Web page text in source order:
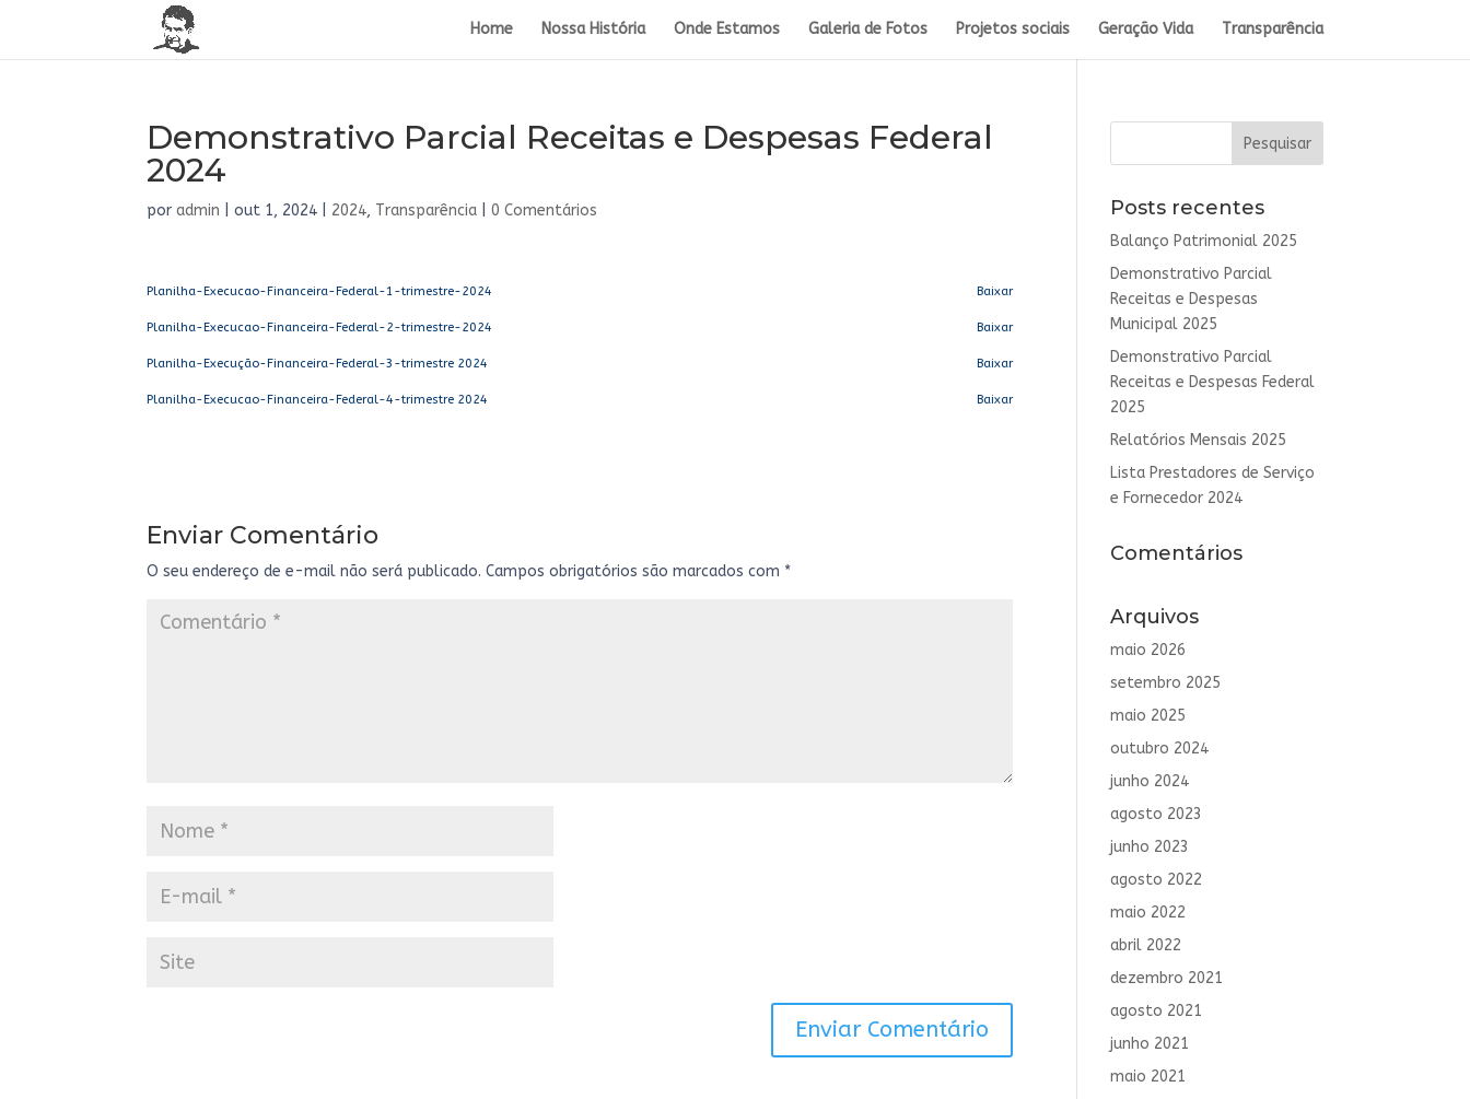
Home Nossa História Onde Estamos Galeria de Fotos Projetos sociais Geração Vida Transparência
Demonstrativo Parcial Receitas e Despesas Federal
2024
poradmin |out 1, 2024 2024, Transparência |0 Comentários
Planilha-Execucao-Financeira-Federal-1-trimestre-2024 Baixar
Planilha-Execucao-Financeira-Federal-2-trimestre-2024 Baixar
Planilha-Execução-Financeira-Federal-3-trimestre 2024 Baixar
Planilha-Execucao-Financeira-Federal-4-trimestre 2024 Baixar
Enviar Comentário
O seu endereço de e-mail não será publicado. Campos obrigatórios são marcados com *
Posts recentes
Balanço Patrimonial 2025
Demonstrativo Parcial
Receitas e Despesas
Municipal 2025
Demonstrativo Parcial
Receitas e Despesas Federal
2025
Relatórios Mensais 2025
Lista Prestadores de Serviço
e Fornecedor 2024
Comentários
Arquivos
maio 2026
setembro 2025
maio 2025
outubro 2024
junho 2024
agosto 2023
junho 2023
agosto 2022
maio 2022
abril 2022
dezembro 2021
agosto 2021
junho 2021
maio 2021